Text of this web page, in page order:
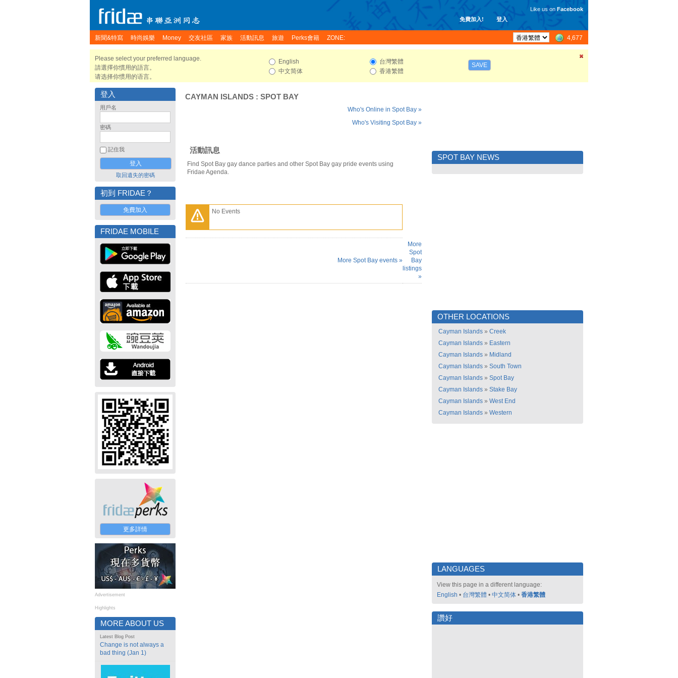
免費加入! 登入
Like us on Facebook
新聞&特寫 時尚娛樂 Money 交友社區 家族 活動訊息 旅遊 Perks會籍 ZONE: 4,677
Please select your preferred language.
請選擇你慣用的語言。
请选择你惯用的语言。
English
中文简体
台灣繁體
香港繁體
SAVE
登入
用戶名
密碼
記住我
取回遺失的密碼
初到 FRIDAE？
免費加入
FRIDAE MOBILE
更多詳情
Advertisement
Highlights
MORE ABOUT US
Latest Blog Post
Change is not always a
bad thing (Jan 1)
CAYMAN ISLANDS : SPOT BAY
Who's Online in Spot Bay »
Who's Visiting Spot Bay »
活動訊息
Find Spot Bay gay dance parties and other Spot Bay gay pride events using
Fridae Agenda.
No Events
More Spot Bay events »
More
Spot
Bay
listings
»
SPOT BAY NEWS
OTHER LOCATIONS
Cayman Islands » Creek
Cayman Islands » Eastern
Cayman Islands » Midland
Cayman Islands » South Town
Cayman Islands » Spot Bay
Cayman Islands » Stake Bay
Cayman Islands » West End
Cayman Islands » Western
LANGUAGES
View this page in a different language:
English • 台灣繁體 • 中文简体 • 香港繁體
讚好